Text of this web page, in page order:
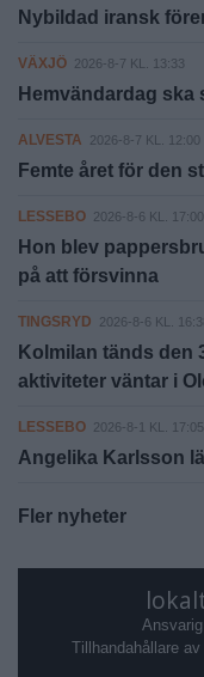
Nybildad iransk
VÄXJÖ 2026-8-7 KL. 13:33
Hemvändardag ska
ALVESTA 2026-8-7 KL. 12:00
Femte året för den
LESSEBO 2026-8-6 KL. 17:00
Hon blev
på att försvinna
TINGSRYD 2026-8-6 KL.
Kolmilan tänds den
aktiviteter väntar i
LESSEBO 2026-8-1 KL. 17:05
Angelika Karlsson
Fler nyheter
Tillhandahållare